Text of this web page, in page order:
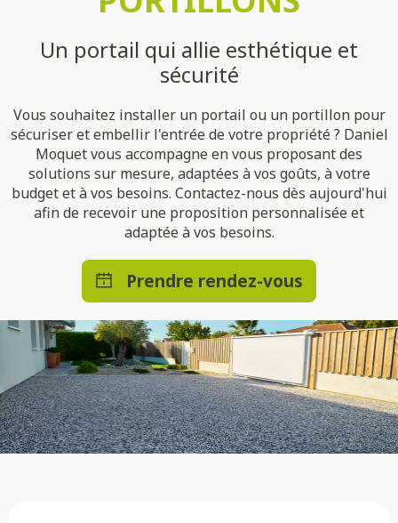
Un portail qui allie esthétique et
sécurité
Vous souhaitez installer un portail ou un portillon pour
sécuriser et embellir l'entrée de votre propriété ? Daniel
Moquet vous accompagne en vous proposant des
solutions sur mesure, adaptées à vos goûts, à votre
budget et à vos besoins. Contactez-nous dès aujourd'hui
afin de recevoir une proposition personnalisée et
adaptée à vos besoins.
Prendre rendez-vous